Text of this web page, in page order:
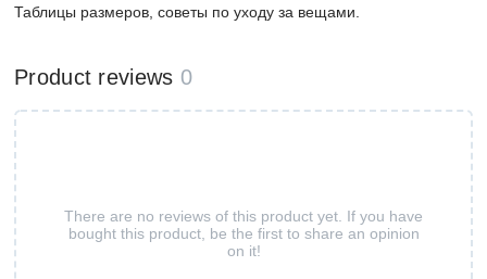
Таблицы размеров, советы по уходу за вещами.
Product reviews 0
There are no reviews of this product yet. If you have
bought this product, be the first to share an opinion
on it!